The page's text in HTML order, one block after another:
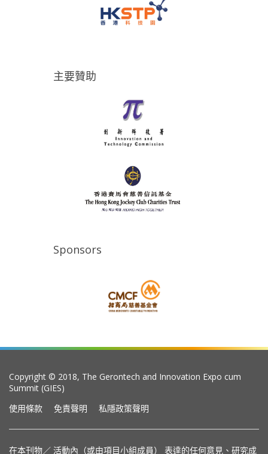
主要贊助
Sponsors
Copyright © 2018, The Gerontech and Innovation Expo cum
Summit (GIES)
使用條款
免責聲明 私隱政策聲明
在本刊物／ 活動內（或由項目小組成員） 表達的任何意見、研究成